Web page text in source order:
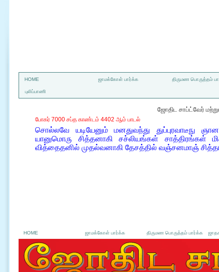
HOME ஜாமக்கோள் பார்க்க திருமண பொருத்தம்
புலிப்பாணி
ஜோதிட சாப்ட்வேர்
போகர் 7000 சப்த காண்டம் 4402 ஆம் பாடல்
சொல்லவே யடியேனும் மனதுவந்து துப்புரவாடீநு
யானுமொரு சித்தனாகி சச்லியங்கள் சாத்திரங்கள்
வித்தைதனில் முதல்வனாகி தேசத்தில் வஞ்சனமாஞ்
HOME ஜாமக்கோள் பார்க்க திருமண பொருத்தம் பார்க்க